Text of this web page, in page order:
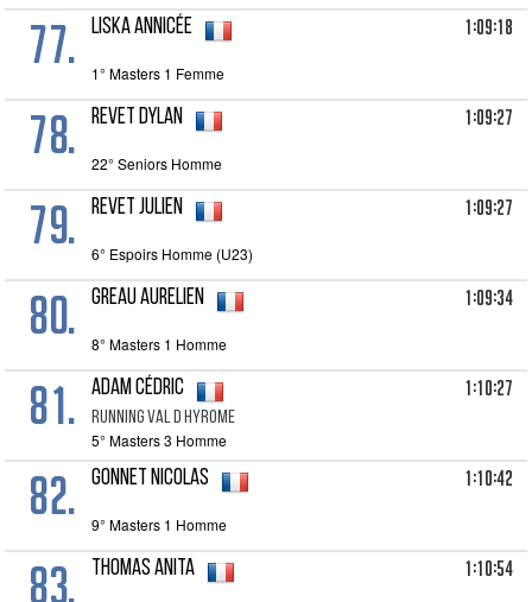
77. LISKA Annicée 1:09:18
1° Masters 1 Femme
78. REVET Dylan 1:09:27
22° Seniors Homme
79. REVET Julien 1:09:27
6° Espoirs Homme (U23)
80. GREAU Aurelien 1:09:34
8° Masters 1 Homme
81. ADAM Cédric
RUNNING VAL D HYROME
1:10:27
5° Masters 3 Homme
82. GONNET Nicolas 1:10:42
9° Masters 1 Homme
83. THOMAS Anita 1:10:54